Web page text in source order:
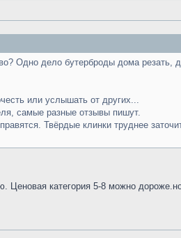
Одно дело бутерброды дома резать,
или услышать от других...
самые разные отзывы пишут.
Твёрдые клинки труднее
категория 5-8 можно